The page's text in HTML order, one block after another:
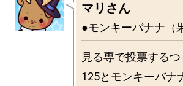
マリさん
●モンキーバナナ（
見る専で投票する
125とモンキーバナ